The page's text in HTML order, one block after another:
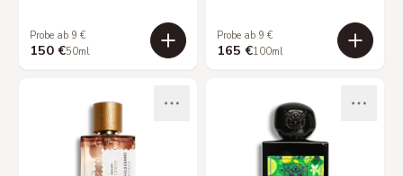
Probe ab 9 €
150 €50ml
Probe ab 9 €
165 €100ml